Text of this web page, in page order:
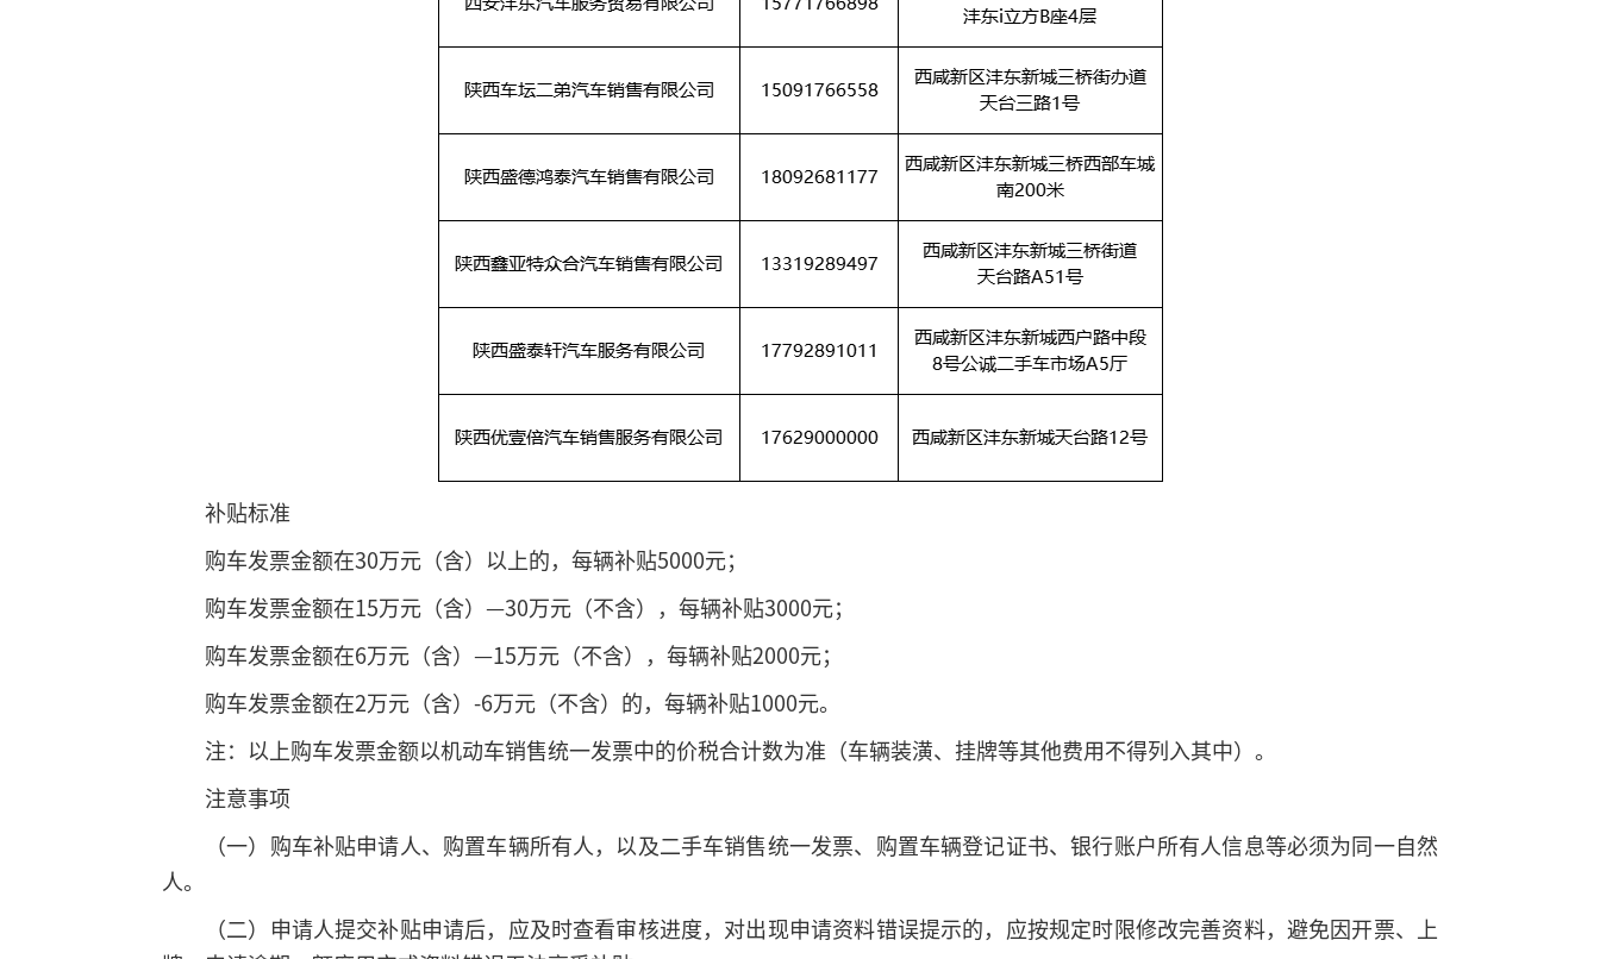
补贴标准
购车发票金额在30万元（含）以上的，每辆补贴5000元；
购车发票金额在15万元（含）—30万元（不含），每辆补贴3000元；
购车发票金额在6万元（含）—15万元（不含），每辆补贴2000元；
购车发票金额在2万元（含）-6万元（不含）的，每辆补贴1000元。
注：以上购车发票金额以机动车销售统一发票中的价税合计数为准（车辆装潢、挂牌等其他费用不得列入其中）。
注意事项
（一）购车补贴申请人、购置车辆所有人，以及二手车销售统一发票、购置车辆登记证书、银行账户所有人信息等必须为同一自然
人。
（二）申请人提交补贴申请后，应及时查看审核进度，对出现申请资料错误提示的，应按规定时限修改完善资料，避免因开票、上